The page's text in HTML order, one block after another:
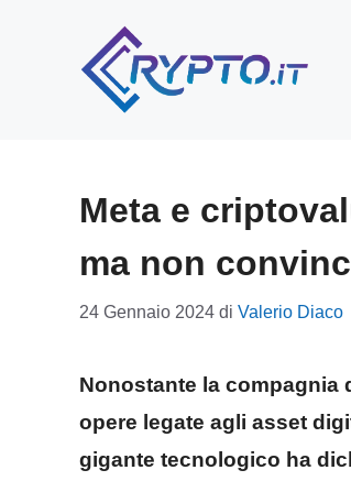
Meta e
ma non
24 Gennaio 2024 di Valerio Diaco
Nonostante la compagnia
opere legate agli asset
gigante tecnologico ha